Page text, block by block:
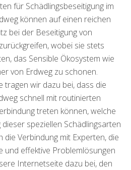
für Schädlingsbeseitigung im
können auf einen reichen
bei der Beseitigung von
wobei sie stets
das Sensible Ökosystem wie
von Erdweg zu schonen.
tragen wir dazu bei, dass die
schnell mit routinierten
treten können, welche
speziellen Schädlingsarten
Verbindung mit Experten, die
und effektive Problemlösungen
Internetseite dazu bei, den